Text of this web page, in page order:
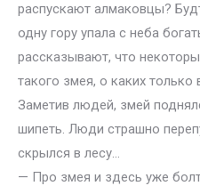
распускают алмаковцы?
одну гору упала с неба
рассказывают, что
такого змея, о каких
Заметив людей, змей
шипеть. Люди страшно
скрылся в лесу…
— Про змея и здесь уже